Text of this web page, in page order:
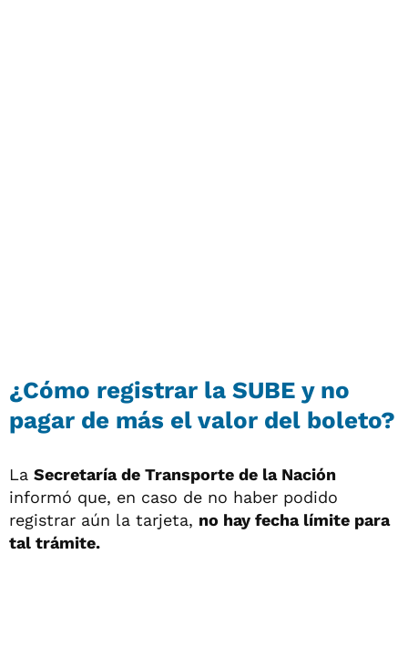
¿Cómo registrar la SUBE y no
pagar de más el valor del boleto?
La Secretaría de Transporte de la Nación
informó que, en caso de no haber podido
registrar aún la tarjeta, no hay fecha límite para
tal trámite.